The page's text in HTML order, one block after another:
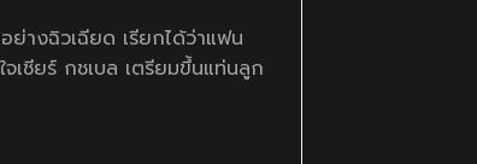
างฉิวเฉียด เรียกได้ว่าแฟน
เชียร์ กชเบล เตรียมขึ้นแท่นลูก